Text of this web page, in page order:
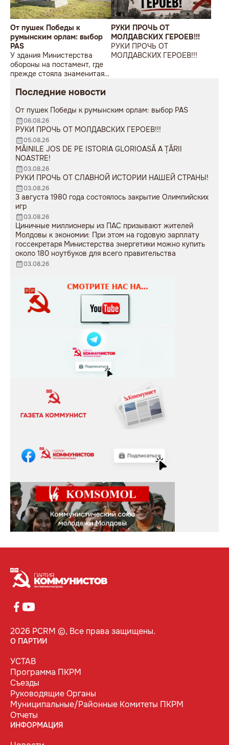
От пушек Победы к
румынским орлам: выбор
PAS
У здания Министерства
обороны на постамент, где
прежде стояла знаменитая
мужчина возложил букет
РУКИ ПРОЧЬ ОТ
МОЛДАВСКИХ ГЕРОЕВ!!!
РУКИ ПРОЧЬ ОТ
МОЛДАВСКИХ ГЕРОЕВ!!!
Последние новости
От пушек Победы к румынским орлам: выбор PAS
06.08.26
РУКИ ПРОЧЬ ОТ МОЛДАВСКИХ ГЕРОЕВ!!!
05.08.26
MÂINILE JOS DE PE ISTORIA GLORIOASĂ A ȚĂRII
NOASTRE!
03.08.26
РУКИ ПРОЧЬ ОТ СЛАВНОЙ ИСТОРИИ НАШЕЙ СТРАНЫ!
03.08.26
3 августа 1980 года состоялось закрытие Олимпийских
игр
03.08.26
Циничные миллионеры из ПАС призывают жителей
Молдовы к экономии: При этом на годовую зарплату
госсекретаря Министерства энергетики можно купить
около 180 ноутбуков для всего правительства
03.08.26
2026 PCRM ©, Все права защищены.
О ПАРТИИ
УСТАВ
Программа ПКРМ
Съезды
Руководящие Органы
Муниципальные/Районные Комитеты ПКРМ
Отчеты
ИНФОРМАЦИЯ